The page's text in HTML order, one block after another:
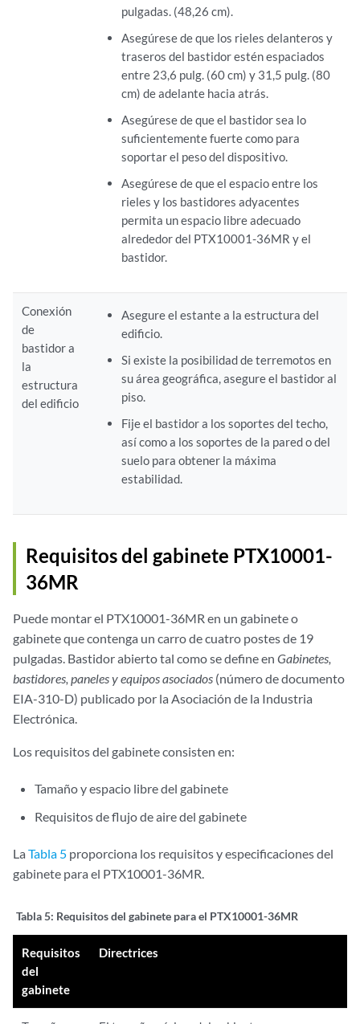
pulgadas. (48,26 cm).
Asegúrese de que los rieles delanteros y
traseros del bastidor estén espaciados
entre 23,6 pulg. (60 cm) y 31,5 pulg. (80
cm) de adelante hacia atrás.
Asegúrese de que el bastidor sea lo
suficientemente fuerte como para
soportar el peso del dispositivo.
Asegúrese de que el espacio entre los
rieles y los bastidores adyacentes
permita un espacio libre adecuado
alrededor del PTX10001-36MR y el
bastidor.
Conexión
de
bastidor a
la
estructura
del edificio
Asegure el estante a la estructura del
edificio.
Si existe la posibilidad de terremotos en
su área geográfica, asegure el bastidor al
piso.
Fije el bastidor a los soportes del techo,
así como a los soportes de la pared o del
suelo para obtener la máxima
estabilidad.
Requisitos del gabinete PTX10001-
36MR
Puede montar el PTX10001-36MR en un gabinete o
gabinete que contenga un carro de cuatro postes de 19
pulgadas. Bastidor abierto tal como se define en Gabinetes,
bastidores, paneles y equipos asociados (número de documento
EIA-310-D) publicado por la Asociación de la Industria
Electrónica.
Los requisitos del gabinete consisten en:
Tamaño y espacio libre del gabinete
Requisitos de flujo de aire del gabinete
La Tabla 5 proporciona los requisitos y especificaciones del
gabinete para el PTX10001-36MR.
Tabla 5: Requisitos del gabinete para el PTX10001-36MR
Requisitos
del
gabinete
Directrices